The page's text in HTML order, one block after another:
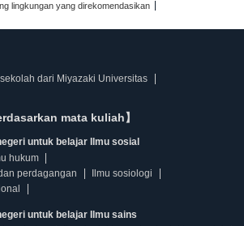
lingkungan yang direkomendasikan
dari Miyazaki Universitas
mata kuliah】
untuk belajar Ilmu sosial
hukum
perdagangan
Ilmu sosiologi
untuk belajar Ilmu sains